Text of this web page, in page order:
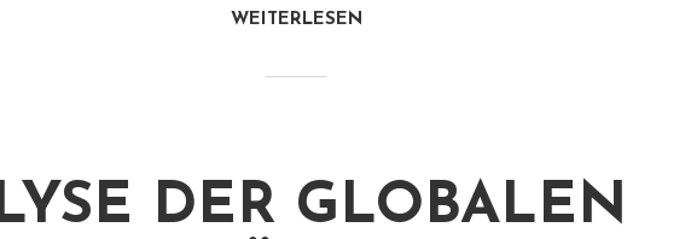
WEITERLESEN
DER GLOBALEN